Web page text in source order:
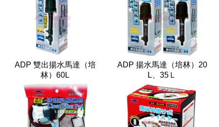
ADP 雙出揚水馬達（培
林）60L
ADP 揚水馬達（培林）20
L、35Ｌ